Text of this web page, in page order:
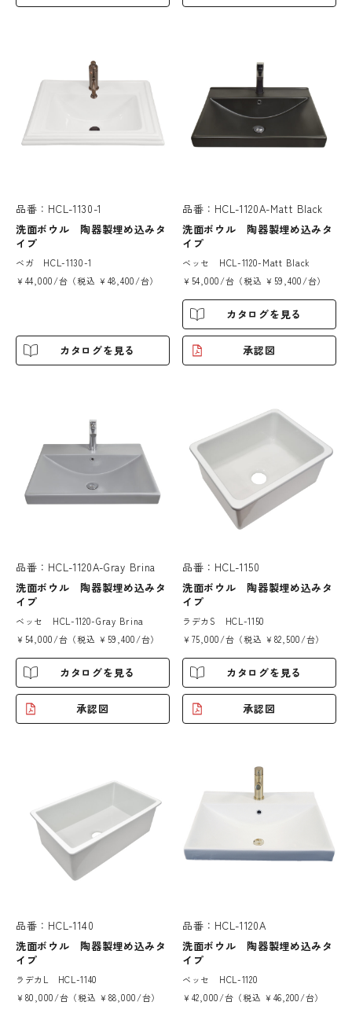
品番：HCL-1130-1
洗面ボウル 陶器製埋め込みタ
イプ
ベガ HCL-1130-1
￥44,000/台（税込 ￥48,400/台）
カタログを見る
品番：HCL-1120A-Matt Black
洗面ボウル 陶器製埋め込みタ
イプ
ベッセ HCL-1120-Matt Black
￥54,000/台（税込 ￥59,400/台）
カタログを見る
承認図
品番：HCL-1120A-Gray Brina
洗面ボウル 陶器製埋め込みタ
イプ
ベッセ HCL-1120-Gray Brina
￥54,000/台（税込 ￥59,400/台）
カタログを見る
承認図
品番：HCL-1150
洗面ボウル 陶器製埋め込みタ
イプ
ラデカS HCL-1150
￥75,000/台（税込 ￥82,500/台）
カタログを見る
承認図
品番：HCL-1140
洗面ボウル 陶器製埋め込みタ
イプ
ラデカL HCL-1140
￥80,000/台（税込 ￥88,000/台）
品番：HCL-1120A
洗面ボウル 陶器製埋め込みタ
イプ
ベッセ HCL-1120
￥42,000/台（税込 ￥46,200/台）